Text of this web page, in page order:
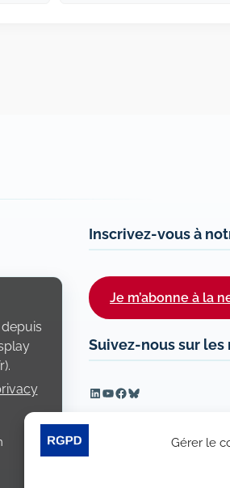
Gérer le
Inscrivez-vous à
Je m’abonne à la
Suivez-nous sur les
LinkedIn
YouTube
Facebook
Bluesky